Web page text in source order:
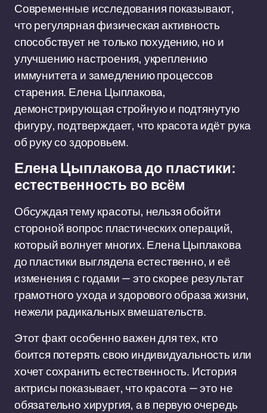
Современные исследования показывают,
что регулярная физическая активность
способствует не только похудению, но и
улучшению настроения, укреплению
иммунитета и замедлению процессов
старения. Елена Цыплакова,
демонстрирующая стройную и подтянутую
фигуру, подтверждает, что красота идёт рука
об руку со здоровьем.
Елена Цыплакова до пластики:
естественность во всём
Обсуждая тему красоты, нельзя обойти
стороной вопрос пластических операций,
который волнует многих. Елена Цыплакова
до пластики выглядела естественно, и её
изменения с годами — это скорее результат
грамотного ухода и здорового образа жизни,
нежели радикальных вмешательств.
Этот факт особенно важен для тех, кто
боится потерять свою индивидуальность или
хочет сохранить естественность. История
актрисы показывает, что красота — это не
обязательно хирургия, а в первую очередь